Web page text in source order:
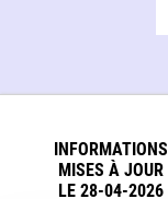
INFORMATIONS
MISES À JOUR
LE 28-04-2026